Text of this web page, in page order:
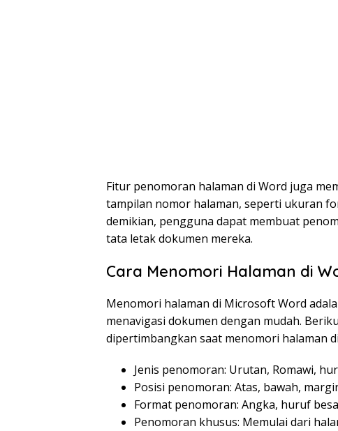
Fitur penomoran halaman di Word juga
tampilan nomor halaman, seperti ukuran
demikian, pengguna dapat membuat
tata letak dokumen mereka.
Cara Menomori Halaman di
Menomori halaman di Microsoft Word
menavigasi dokumen dengan mudah.
dipertimbangkan saat menomori halaman
Jenis penomoran: Urutan, Romawi,
Posisi penomoran: Atas, bawah,
Format penomoran: Angka, huruf
Penomoran khusus: Memulai dari